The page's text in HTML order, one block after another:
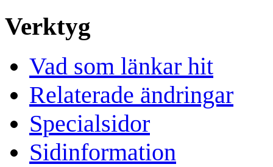
Verktyg
Vad som länkar hit
Relaterade ändringar
Specialsidor
Sidinformation